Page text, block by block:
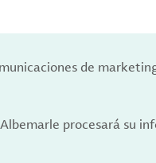
de
procesará su